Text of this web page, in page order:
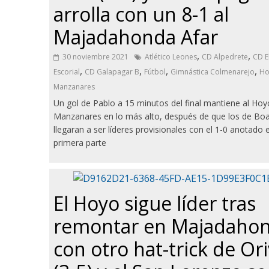
arrolla con un 8-1 al
Majadahonda Afar
30 noviembre 2021 Atlético Leones, CD Alpedrete, CD
Escorial, CD Galapagar B, Fútbol, Gimnástica Colmenarejo,
Manzanares
Un gol de Pablo a 15 minutos del final mantiene al
Manzanares en lo más alto, después de que los de
llegaran a ser líderes provisionales con el 1-0 anotado
primera parte
El Hoyo sigue líder tras
remontar en
con otro hat-trick de